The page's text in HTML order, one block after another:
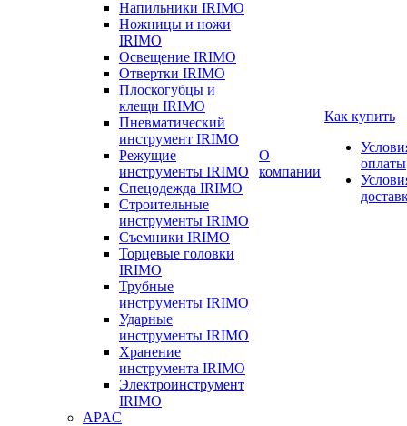
Напильники IRIMO
Ножницы и ножи
IRIMO
Освещение IRIMO
Отвертки IRIMO
Плоскогубцы и
клещи IRIMO
Пневматический
инструмент IRIMO
Режущие
инструменты IRIMO
Спецодежда IRIMO
Строительные
инструменты IRIMO
Съемники IRIMO
Торцевые головки
IRIMO
Трубные
инструменты IRIMO
Ударные
инструменты IRIMO
Хранение
инструмента IRIMO
Электроинструмент
IRIMO
APAC
О
компании
Как купить
оплаты